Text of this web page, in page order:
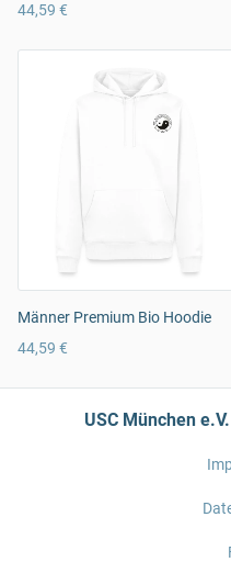
44,59 €
Männer Premium Bio Hoodie
44,59 €
USC München